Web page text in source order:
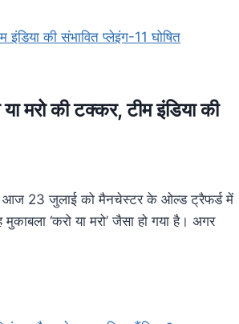
की टक्कर, टीम इंडिया की
आज 23 जुलाई को मैनचेस्टर के ओल्ड ट्रैफर्ड में
‘करो या मरो’ जैसा हो गया है। अगर